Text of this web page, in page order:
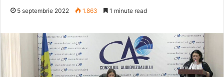
5 septembrie 2022 1.863 1 minute read